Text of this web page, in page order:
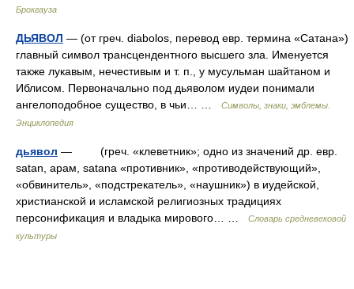
Брокгауза
ДЬЯВОЛ — (от греч. diabolos, перевод евр. термина «Сатана»)
главный символ трансцендентного высшего зла. Именуется
также лукавым, нечестивым и т. п., у мусульман шайтаном и
Иблисом. Первоначально под дьяволом иудеи понимали
ангелоподобное существо, в чьи… …
Символы, знаки, эмблемы.
Энциклопедия
дьявол — (греч. «клеветник»; одно из значений др. евр.
satan, арам, satana «противник», «противодействующий»,
«обвинитель», «подстрекатель», «наушник») в иудейской,
христианской и исламской религиозных традициях
персонификация и владыка мирового… …
Словарь средневековой
культуры